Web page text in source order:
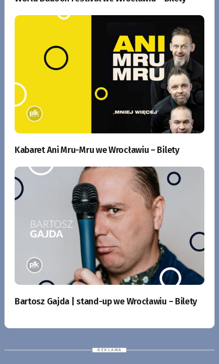
Kabaret Ani Mru-Mru we Wrocławiu – Bilety
Bartosz Gajda | stand-up we Wrocławiu – Bilety